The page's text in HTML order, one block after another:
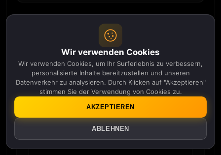
Noch keine Kommentare. Seien Sie der
Erste!
Spitzname *
Wir verwenden Cookies
Wir verwenden Cookies, um Ihr Surferlebnis zu verbessern,
personalisierte Inhalte bereitzustellen und unseren
Datenverkehr zu analysieren. Durch Klicken auf "Akzeptieren"
stimmen Sie der Verwendung von Cookies zu.
ABLEHNEN
AKZEPTIEREN